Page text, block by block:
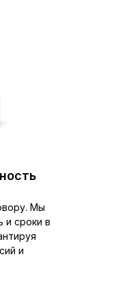
Мы
и сроки в
и